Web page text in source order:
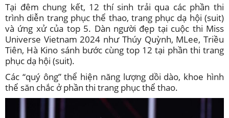
Tại đêm chung kết, 12 thí sinh trải qua các phần thi
trình diễn trang phục thể thao, trang phục dạ hội (suit)
và ứng xử của top 5. Dàn người đẹp tại cuộc thi Miss
Universe Vietnam 2024 như Thúy Quỳnh, MLee, Triều
Tiên, Hà Kino sánh bước cùng top 12 tại phần thi trang
phục dạ hội (suit).
Các “quý ông” thể hiện năng lượng dồi dào, khoe hình
thể săn chắc ở phần thi trang phục thể thao.